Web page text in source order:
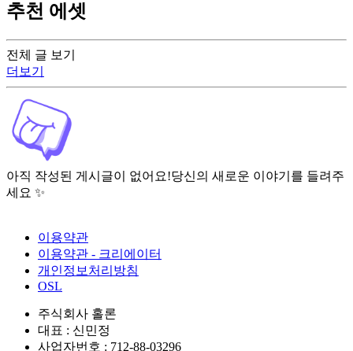
전체 글 보기
더보기
아직 작성된 게시글이 없어요!당신의 새로운 이야기를 들려주
세요 ✨
추천 에셋
이용약관
이용약관 - 크리에이터
개인정보처리방침
OSL
주식회사 홀론
대표 : 신민정
사업자번호 : 712-88-03296